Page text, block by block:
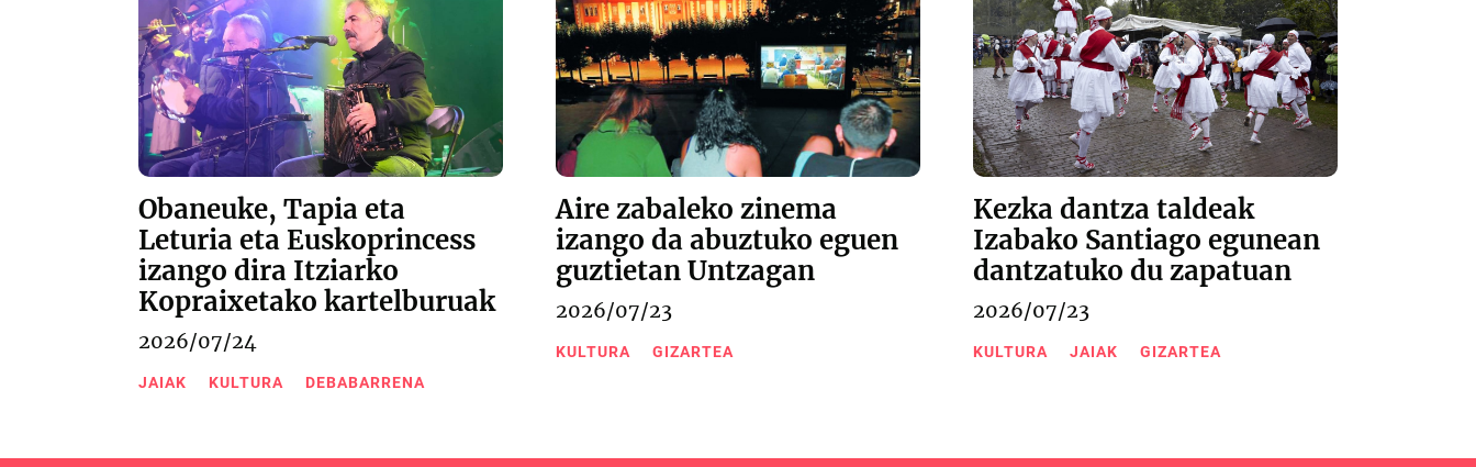
Obaneuke, Tapia eta
Leturia eta Euskoprincess
izango dira Itziarko
Kopraixetako kartelburuak
2026/07/24
JAIAK KULTURA DEBABARRENA
Aire zabaleko zinema
izango da abuztuko eguen
guztietan Untzagan
2026/07/23
KULTURA GIZARTEA
Kezka dantza taldeak
Izabako Santiago egunean
dantzatuko du zapatuan
2026/07/23
KULTURA JAIAK GIZARTEA